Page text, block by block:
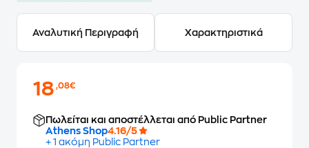
Αναλυτική Περιγραφή Χαρακτηριστικά
18,08€
Πωλείται και αποστέλλεται από Public Partner
Athens Shop4.16/5
+ 1 ακόμη Public Partner